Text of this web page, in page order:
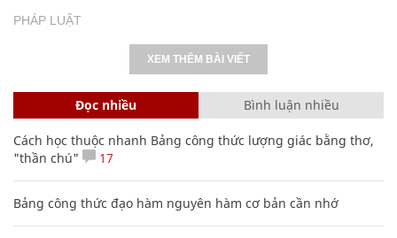
PHÁP LUẬT
XEM THÊM BÀI VIẾT
Đọc nhiều Bình luận nhiều
Cách học thuộc nhanh Bảng công thức lượng giác bằng thơ,
"thần chú"
17
Bảng công thức đạo hàm nguyên hàm cơ bản cần nhớ